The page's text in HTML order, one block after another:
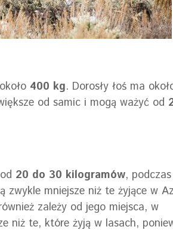
400 kg. Dorosły łoś ma
od samic i mogą ważyć od
20 do 30 kilogramów,
zwykle mniejsze niż te żyjące w
zależy od jego miejsca, w
niż te, które żyją w lasach,